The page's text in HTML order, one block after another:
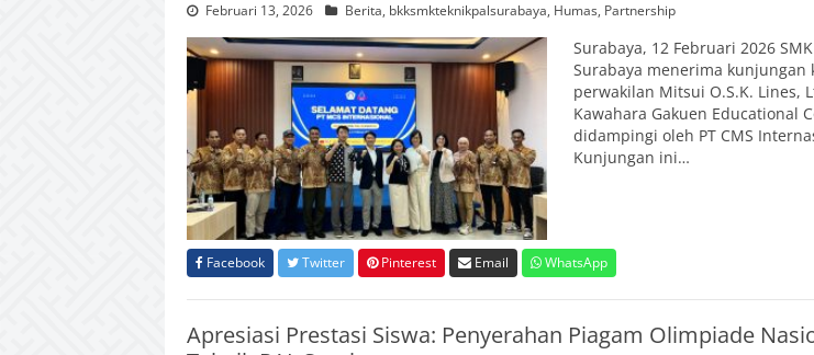
Februari 13, 2026 Berita, bkksmkteknikpalsurabaya, Humas, Partnership
Surabaya, 12 Februari 2026
Surabaya menerima kunjungan
perwakilan Mitsui O.S.K. Lines,
Kawahara Gakuen Educational
didampingi oleh PT CMS
Kunjungan ini…
Facebook Twitter Pinterest Email WhatsApp
Apresiasi Prestasi Siswa: Penyerahan Piagam Olimpiade